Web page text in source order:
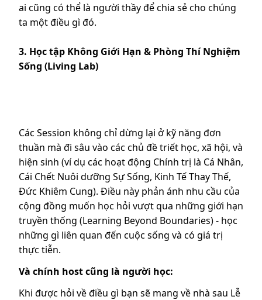
ai cũng có thể là người thầy để chia sẻ cho chúng
ta một điều gì đó.
3. Học tập Không Giới Hạn & Phòng Thí Nghiệm
Sống (Living Lab)
Các Session không chỉ dừng lại ở kỹ năng đơn
thuần mà đi sâu vào các chủ đề triết học, xã hội, và
hiện sinh (ví dụ các hoạt động Chính trị là Cá Nhân,
Cái Chết Nuôi dưỡng Sự Sống, Kinh Tế Thay Thế,
Đức Khiêm Cung). Điều này phản ánh nhu cầu của
cộng đồng muốn học hỏi vượt qua những giới hạn
truyền thống (Learning Beyond Boundaries) - học
những gì liên quan đến cuộc sống và có giá trị
thực tiễn.
Và chính host cũng là người học:
Khi được hỏi về điều gì bạn sẽ mang về nhà sau Lễ